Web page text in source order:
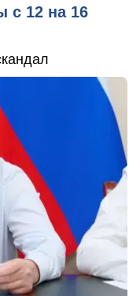
с 12 на 16